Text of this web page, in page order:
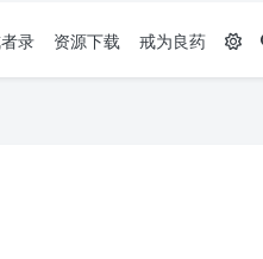
录 资源下载 戒为良药